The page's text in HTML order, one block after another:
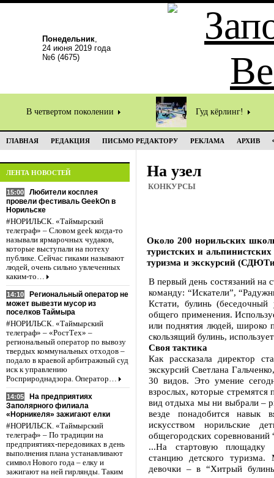
Понедельник,
24 июня 2019 года
№6 (4675)
В четвертом поколении Гуд кёрлинг!
ГЛАВНАЯ РЕДАКЦИЯ ПИСЬМО РЕДАКТОРУ РЕКЛАМА АРХИВ
ЛЕНТА НОВОСТЕЙ
15:00
Любители косплея
провели фестиваль GeekOn в
Норильске
#НОРИЛЬСК. «Таймырский
телеграф» – Словом geek когда-то
называли ярмарочных чудаков,
которые выступали на потеху
публике. Сейчас гиками называют
людей, очень сильно увлеченных
каким-то…
14:10
Региональный оператор не
может вывезти мусор из
поселков Таймыра
#НОРИЛЬСК. «Таймырский
телеграф» – «РостТех» –
региональный оператор по вывозу
твердых коммунальных отходов –
подало в краевой арбитражный суд
иск к управлению
Росприроднадзора. Оператор…
14:05
На предприятиях
Заполярного филиала
«Норникеля» зажигают елки
#НОРИЛЬСК. «Таймырский
телеграф» – По традиции на
предприятиях-передовиках в день
выполнения плана устанавливают
символ Нового года – елку и
зажигают на ней гирлянды. Таким
На узел
КОНКУРСЫ
Около 200 норильских
туристских и
туризма и экскурсий
В первый день состязаний на
команду: “Искатели”,
Кстати, булинь
общего применения.
или поднятия людей, широко
скользящий булинь,
Своя тактика
Как рассказала директор
экскурсий Светлана
30 видов. Это умение
взрослых, которые
вид отдыха мы ни выбрали –
везде понадобится навык
искусством норильские
общегородских соревнований
...На стартовую площадку
станцию детского туризма.
девочки – в “Хитрый